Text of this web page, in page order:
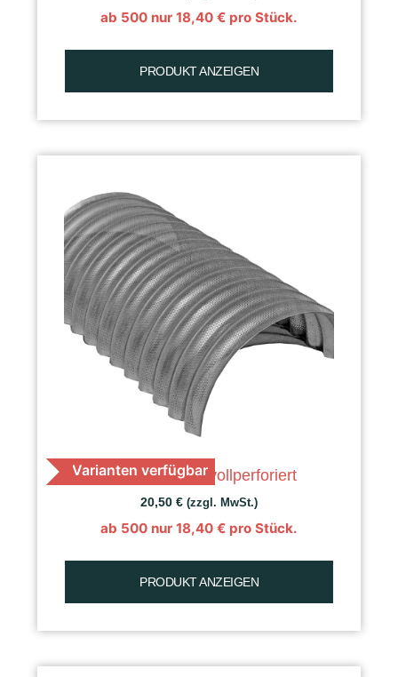
ab 500 nur 18,40 € pro Stück.
PRODUKT ANZEIGEN
Varianten verfügbar
K 40 Getreide, vollperforiert
20,50 € (zzgl. MwSt.)
ab 500 nur 18,40 € pro Stück.
PRODUKT ANZEIGEN